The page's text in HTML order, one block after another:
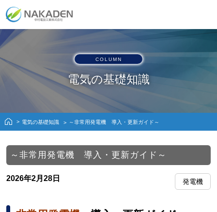
COLUMN
電気の基礎知識
電気の基礎知識 ～非常用発電機 導入・更新ガイド～
～非常用発電機 導入・更新ガイド～
2026年2月28日 発電機